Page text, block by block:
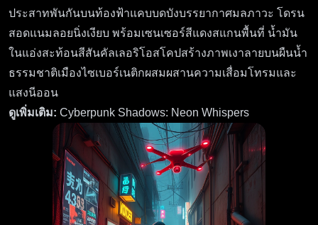
ประสาทพันกันบนท้องฟ้าแคบบดบังบรรยากาศมลภาวะ โดรน
สอดแนมลอยนิ่งเงียบ พร้อมเซนเซอร์สีแดงสแกนพื้นที่ น้ำมัน
ในแอ่งสะท้อนสีสันคัลเลอริโอสโคปสร้างภาพเงาลายบนผืนน้ำ
ธรรมชาติเมืองไซเบอร์เนติกผสมผสานความเสื่อมโทรมและ
แสงนีออน
ดูเพิ่มเติม: Cyberpunk Shadows: Neon Whispers